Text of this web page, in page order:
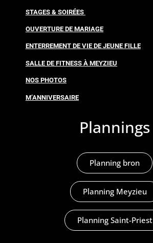
STAGES & SOIRÉES
OUVERTURE DE MARIAGE
ENTERREMENT DE VIE DE JEUNE FILLE
SALLE DE FITNESS À MEYZIEU
NOS PHOTOS
M’ANNIVERSAIRE
Plannings
Planning bron
Planning Meyzieu
Planning Saint-Priest